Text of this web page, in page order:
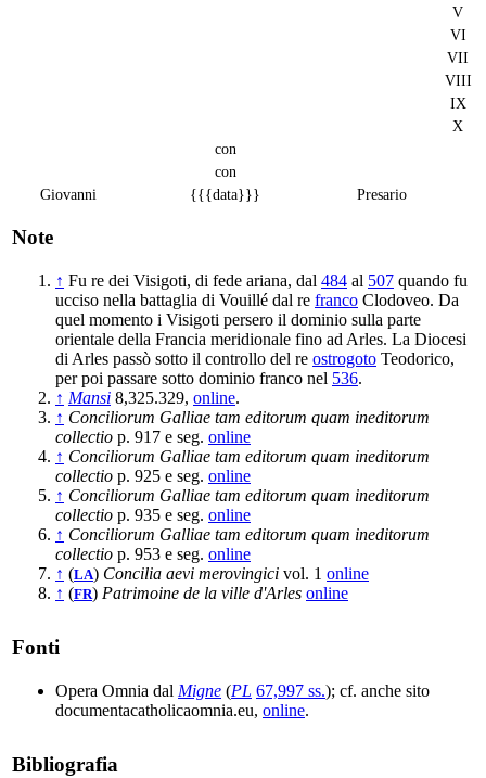
V
VI
VII
VIII
IX
X
con
con
Giovanni
{{{data}}} Presario
Note
↑ Fu re dei Visigoti, di fede ariana, dal 484 al 507 quando fu
ucciso nella battaglia di Vouillé dal re franco Clodoveo. Da
quel momento i Visigoti persero il dominio sulla parte
orientale della Francia meridionale fino ad Arles. La Diocesi
di Arles passò sotto il controllo del re ostrogoto Teodorico,
per poi passare sotto dominio franco nel 536.
↑ Mansi 8,325.329, online.
↑ Conciliorum Galliae tam editorum quam ineditorum
collectio p. 917 e seg. online
↑ Conciliorum Galliae tam editorum quam ineditorum
collectio p. 925 e seg. online
↑ Conciliorum Galliae tam editorum quam ineditorum
collectio p. 935 e seg. online
↑ Conciliorum Galliae tam editorum quam ineditorum
collectio p. 953 e seg. online
↑ (LA) Concilia aevi merovingici vol. 1 online
↑ (FR) Patrimoine de la ville d'Arles online
Fonti
Opera Omnia dal Migne (PL 67,997 ss.); cf. anche sito
documentacatholicaomnia.eu, online.
Bibliografia